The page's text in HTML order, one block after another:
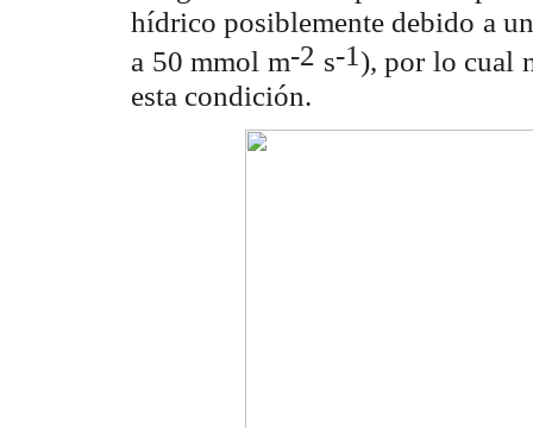
hídrico posiblemente debido a
a 50 mmol m-2 s-1), por lo cual
esta condición.